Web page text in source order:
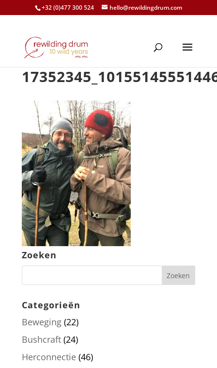
+32 (0)477 300 524 hello@rewildingdrum.com
Zoeken
Categorieën
Beweging(22)
Bushcraft(24)
Herconnectie(46)